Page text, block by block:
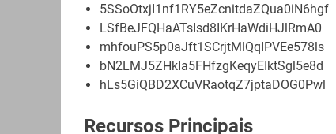
5SSoOtxjI1nf1RY5eZcnitdaZQua0iN6hgf
LSfBeJFQHaATsIsd8IKrHaWdiHJlRmA0
mhfouPS5p0aJft1SCrjtMlQqIPVEe578ls
bN2LMJ5ZHkIa5FHfzgKeqyEIktSgl5e8d
hLs5GiQBD2XCuVRaotqZ7jptaDOG0Pwl
Recursos Principais